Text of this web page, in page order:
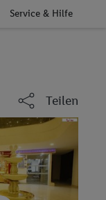
Service & Hilfe
Teilen